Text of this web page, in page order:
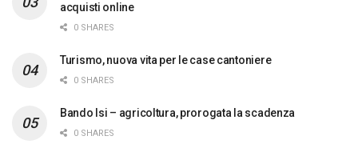
acquisti online
0 SHARES
Turismo, nuova vita per le case cantoniere
0 SHARES
Bando Isi – agricoltura, prorogata la scadenza
0 SHARES